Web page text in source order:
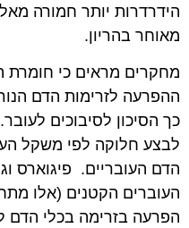
הידרדרות יותר חמורה
מאוחר בהריון.
מחקרים מראים כי חומרת
ההפרעה לזרימות הדם
כך הסיכון לסיבוכים
לבצע חלוקה לפי משקל
הדם העובריים. פיגוארס
הפרעה בזרימה בכלי הדם